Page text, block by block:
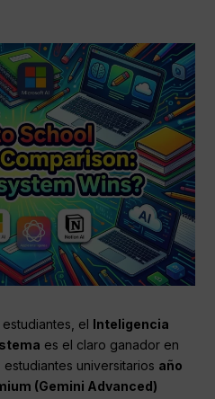
el Inteligencia
es el claro ganador en
universitarios año
(Gemini Advanced)